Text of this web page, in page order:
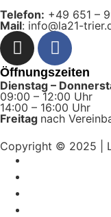
Telefon: +49 651 –
Mail: info@la21-
Öffnungszeiten
Dienstag –
09:00 – 12:00 Uhr
14:00 – 16:00 Uhr
Freitag nach
Copyright © 2025 |